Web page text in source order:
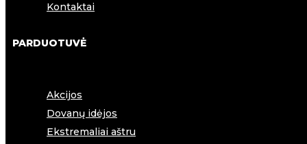
Kontaktai
PARDUOTUVĖ
Akcijos
Dovanų idėjos
Ekstremaliai aštru